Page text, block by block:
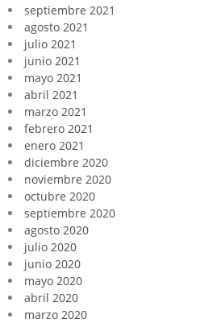
septiembre 2021
agosto 2021
julio 2021
junio 2021
mayo 2021
abril 2021
marzo 2021
febrero 2021
enero 2021
diciembre 2020
noviembre 2020
octubre 2020
septiembre 2020
agosto 2020
julio 2020
junio 2020
mayo 2020
abril 2020
marzo 2020